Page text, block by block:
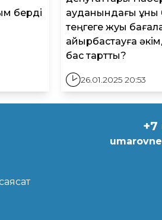
берді
ауданындағы
теңгеге жуық
айырбастауға
бас тартты?
26.01.2025 20:53
+7